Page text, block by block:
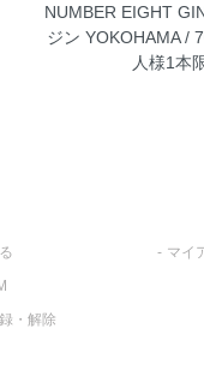
NUMBER EIGHT
ジン YOKOHAMA /
人様1本
・解除
マイ